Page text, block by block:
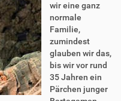
wir eine ganz
normale
Familie,
zumindest
glauben wir das,
bis wir vor rund
35 Jahren ein
Pärchen junger